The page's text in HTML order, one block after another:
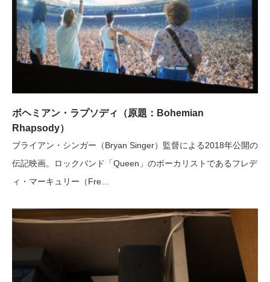
ボヘミアン・ラプソディ（原題：Bohemian
Rhapsody）
ブライアン・シンガー（Bryan Singer）監督による2018年公開の
伝記映画。ロックバンド「Queen」のボーカリストであるフレデ
ィ・マーキュリー（Fre…